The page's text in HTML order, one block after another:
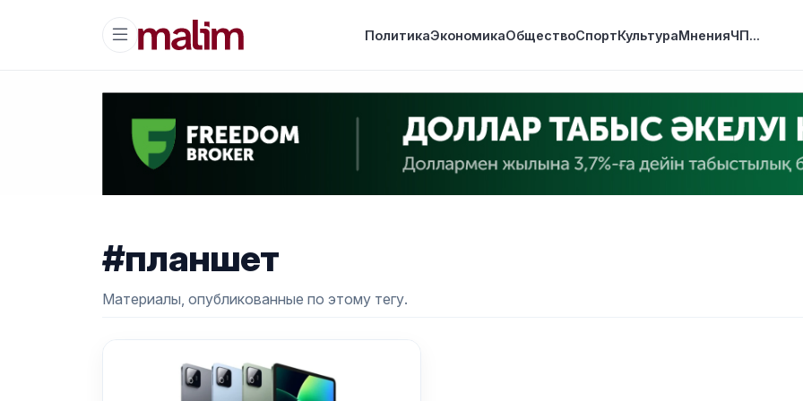
ПолитикаЭкономикаОбществоСпортКультураМненияЧП...
#планшет
Материалы, опубликованные по этому тегу.